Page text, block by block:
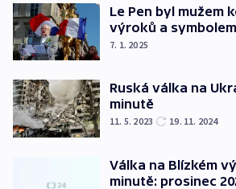
Le Pen byl mužem
výroků a symbolem
7. 1. 2025
Ruská válka na
minutě
11. 5. 2023 19. 11. 2024
Válka na Blízkém
minutě: prosinec